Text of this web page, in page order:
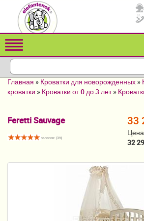
Спасибо, что выбрали нас!
Распродажа!
Детские коляски
Кроватки для новорожденных
Мебель и аксессуары
Постельные принадлежности
Главная » Кроватки для новорожденных »
кроватки » Кроватки от 0 до 3 лет»
Feretti Sauvage
голосов: (39)
33
32